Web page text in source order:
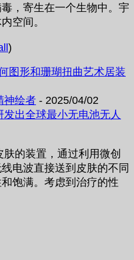
，寄生在一个生物中。宇
空间。
)
图形和珊瑚扭曲艺术居装
神绘者 - 2025/04/02
出全球最小无电池无人
的装置，通过利用微创
电波直接送到皮肤的不同
饱满。考虑到治疗的性